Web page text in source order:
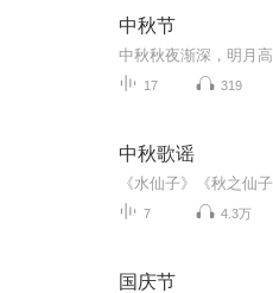
中秋节
17 319
中秋歌谣
7 4.3万
国庆节